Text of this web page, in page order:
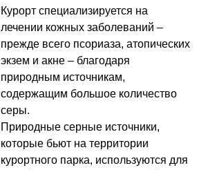
Курорт специализируется на
лечении кожных заболеваний –
прежде всего псориаза, атопических
экзем и акне – благодаря
природным источникам,
содержащим большое количество
серы.
Природные серные источники,
которые бьют на территории
курортного парка, используются для